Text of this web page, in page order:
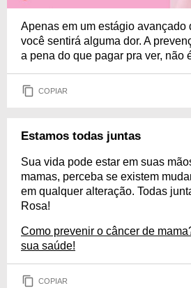
Apenas em um estágio avançado
você sentirá alguma dor. A
a pena do que pagar pra ver, não
COPIAR
Estamos todas juntas
Sua vida pode estar em suas
mamas, perceba se existem
em qualquer alteração. Todas
Rosa!
Como prevenir o câncer de
sua saúde!
COPIAR